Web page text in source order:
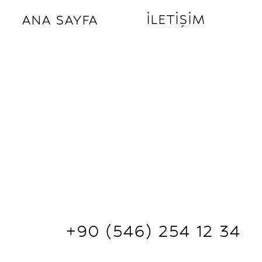
+90 (546) 254 12 34
ANA SAYFA İLETİŞİM